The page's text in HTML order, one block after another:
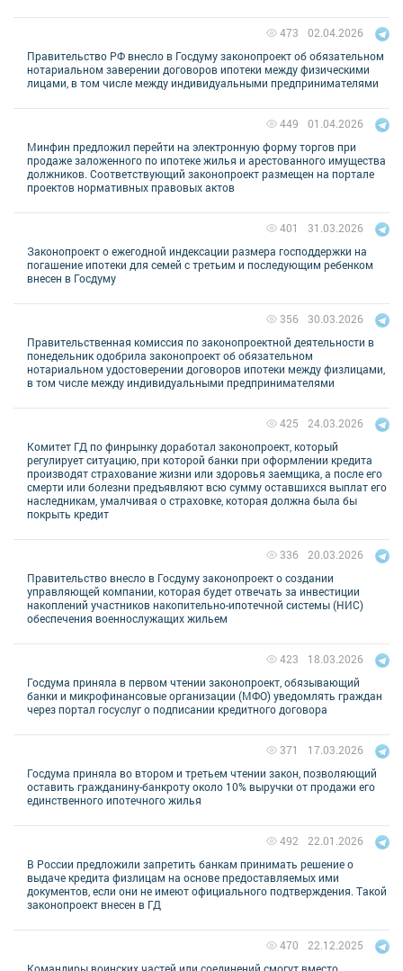
Правительство РФ внесло в Госдуму законопроект об обязательном
нотариальном заверении договоров ипотеки между физическими
лицами, в том числе между индивидуальными предпринимателями
02.04.2026
473
Минфин предложил перейти на электронную форму торгов при
продаже заложенного по ипотеке жилья и арестованного имущества
должников. Соответствующий законопроект размещен на портале
проектов нормативных правовых актов
01.04.2026
449
Законопроект о ежегодной индексации размера господдержки на
погашение ипотеки для семей с третьим и последующим ребенком
внесен в Госдуму
31.03.2026
401
Правительственная комиссия по законопроектной деятельности в
понедельник одобрила законопроект об обязательном
нотариальном удостоверении договоров ипотеки между физлицами,
в том числе между индивидуальными предпринимателями
30.03.2026
356
Комитет ГД по финрынку доработал законопроект, который
регулирует ситуацию, при которой банки при оформлении кредита
производят страхование жизни или здоровья заемщика, а после его
смерти или болезни предъявляют всю сумму оставшихся выплат его
наследникам, умалчивая о страховке, которая должна была бы
покрыть кредит
24.03.2026
425
Правительство внесло в Госдуму законопроект о создании
управляющей компании, которая будет отвечать за инвестиции
накоплений участников накопительно-ипотечной системы (НИС)
обеспечения военнослужащих жильем
20.03.2026
336
Госдума приняла в первом чтении законопроект, обязывающий
банки и микрофинансовые организации (МФО) уведомлять граждан
через портал госуслуг о подписании кредитного договора
18.03.2026
423
Госдума приняла во втором и третьем чтении закон, позволяющий
оставить гражданину-банкроту около 10% выручки от продажи его
единственного ипотечного жилья
17.03.2026
371
В России предложили запретить банкам принимать решение о
выдаче кредита физлицам на основе предоставляемых ими
документов, если они не имеют официального подтверждения. Такой
законопроект внесен в ГД
22.01.2026
492
Командиры воинских частей или соединений смогут вместо
22.12.2025
470